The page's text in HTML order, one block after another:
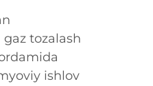
tozalash
ishlov